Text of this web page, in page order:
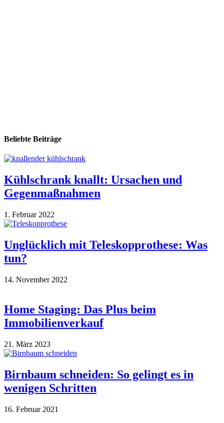
Beliebte Beiträge
Kühlschrank knallt: Ursachen und
Gegenmaßnahmen
1. Februar 2022
Unglücklich mit Teleskopprothese: Was
tun?
14. November 2022
Home Staging: Das Plus beim
Immobilienverkauf
21. März 2023
Birnbaum schneiden: So gelingt es in
wenigen Schritten
16. Februar 2021